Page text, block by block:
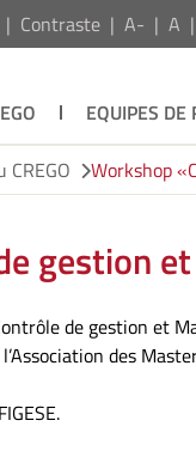
Contraste A- A
EQUIPES DE
Workshop
gestion
de gestion et
l’Association des